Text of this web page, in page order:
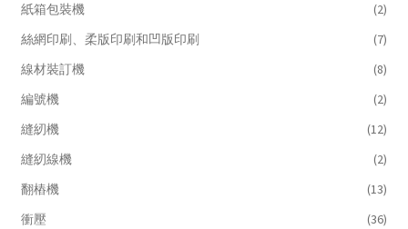
紙箱包裝機
(2)
絲網印刷、柔版印刷和凹版印刷
(7)
線材裝訂機
(8)
編號機
(2)
縫紉機
(12)
縫紉線機
(2)
翻樁機
(13)
衝壓
(36)